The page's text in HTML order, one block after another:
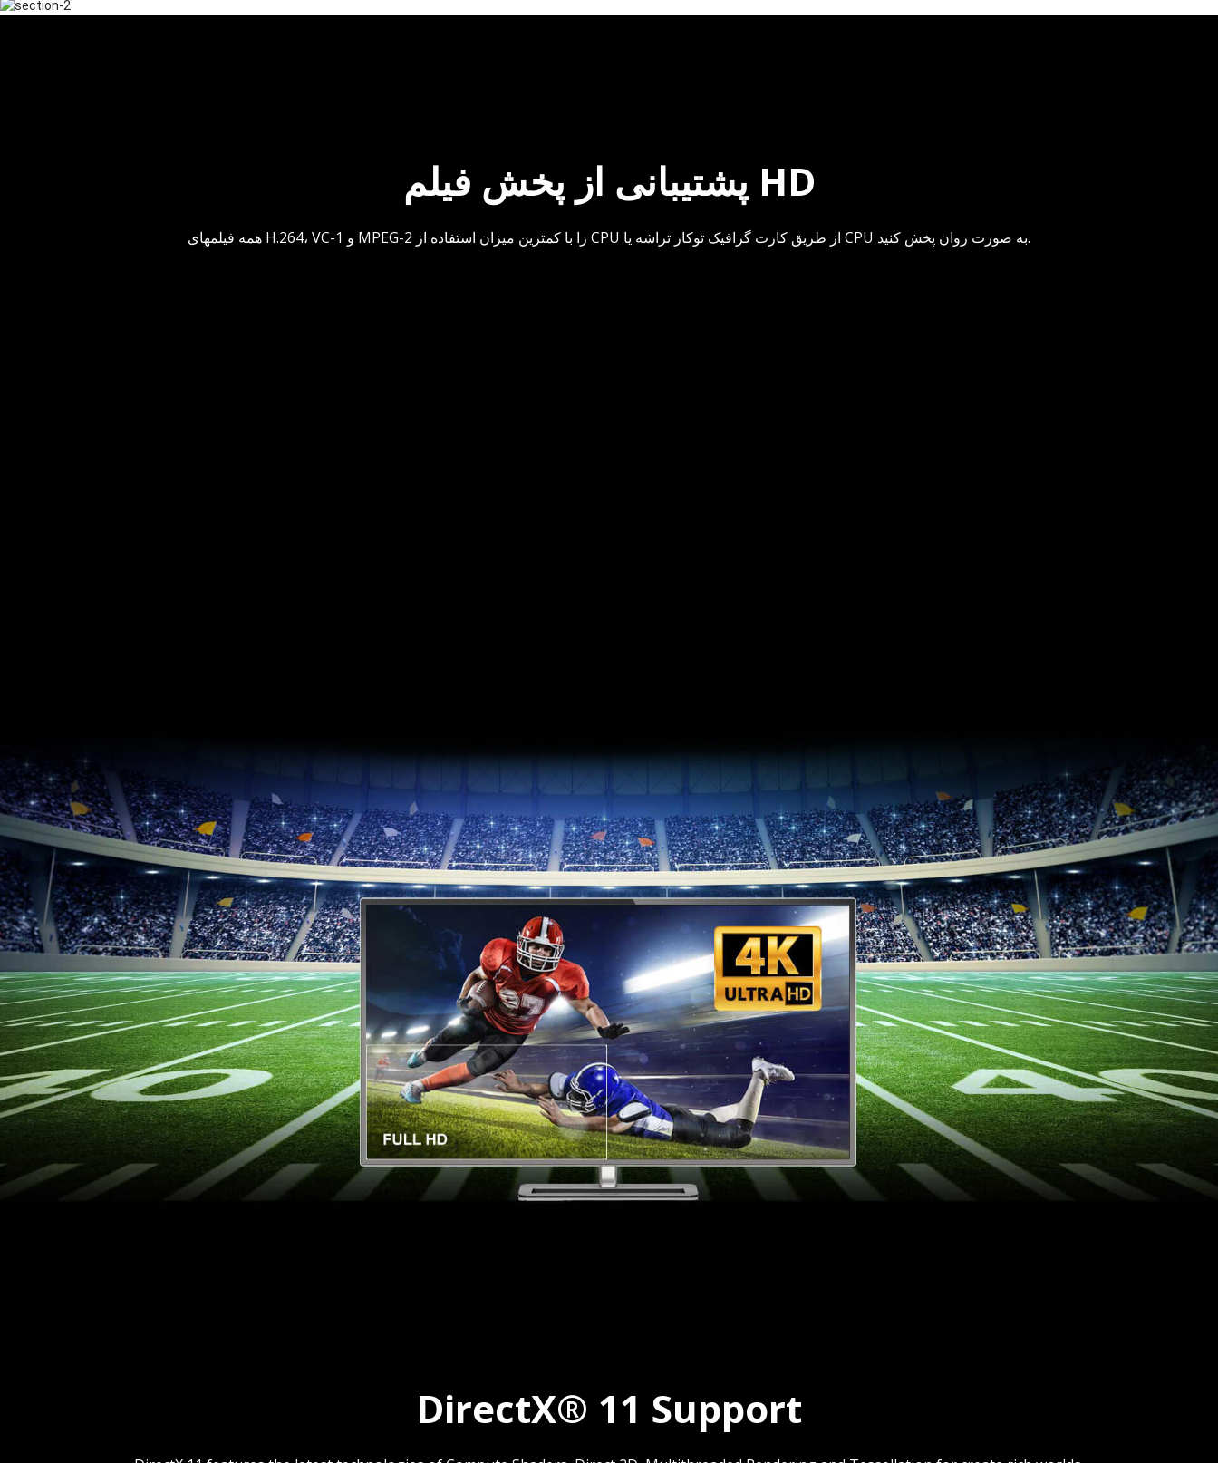
پشتیبانی از پخش فیلم HD
همه فیلمهای H.264، VC-1 و MPEG-2 را با کمترین میزان استفاده از CPU از طریق کارت گرافیک توکار تراشه یا CPU به صورت روان پخش کنید.
DirectX® 11 Support